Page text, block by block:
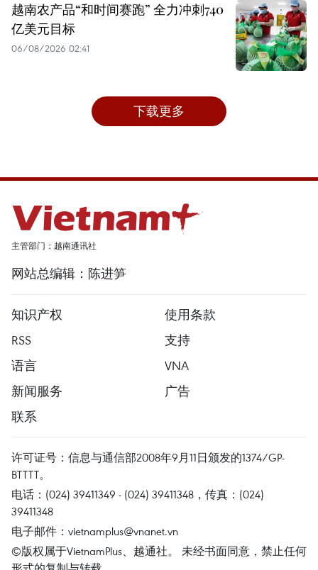
越南农产品“和时间赛跑” 全力冲刺740
亿美元目标
06/08/2026 02:41
下载更多
主管部门：越南通讯社
网站总编辑：陈进笋
知识产权
使用条款
RSS
支持
语言
VNA
新闻服务
广告
联系
许可证号：信息与通信部2008年9月11日颁发的1374/GP-
BTTTT。
电话：(024) 39411349 - (024) 39411348，传真：(024)
39411348
电子邮件： vietnamplus@vnanet.vn
©版权属于VietnamPlus、越通社。 未经书面同意，禁止任何